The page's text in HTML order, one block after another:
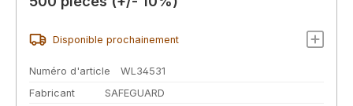
Disponible prochainement
Numéro d'article
WL34531
Fabricant
SAFEGUARD